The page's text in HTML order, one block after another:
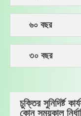
৬০ বছর
৩০ বছর
চুক্তির সুনিদির্ষ্ট
কোন সময়কাল